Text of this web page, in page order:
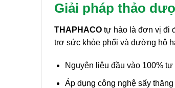
Giải pháp thảo
THAPHACO tự hào là đơn vị đi
trợ sức khỏe phổi và đường hô
Nguyên liệu đầu vào 100%
Áp dụng công nghệ sấy